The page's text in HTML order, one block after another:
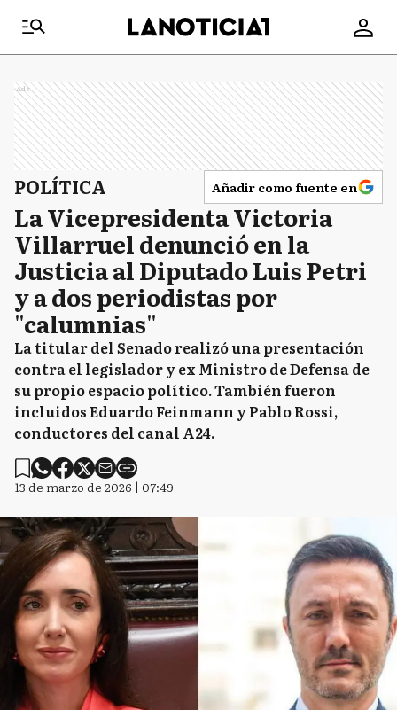
Ads
POLÍTICA Añadir como fuente en
La Vicepresidenta Victoria
Villarruel denunció en la
Justicia al Diputado Luis Petri
y a dos periodistas por
"calumnias"
La titular del Senado realizó una presentación
contra el legislador y ex Ministro de Defensa de
su propio espacio político. También fueron
incluidos Eduardo Feinmann y Pablo Rossi,
conductores del canal A24.
13 de marzo de 2026 | 07:49